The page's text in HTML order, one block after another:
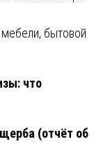
бытовой
что
(отчёт об